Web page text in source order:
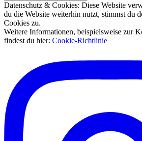
Datenschutz & Cookies: Diese Website
du die Website weiterhin nutzt, stimmst du
Cookies zu.
Weitere Informationen, beispielsweise zur
findest du hier: Cookie-Richtlinie